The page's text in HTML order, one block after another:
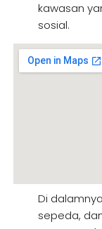
kawasan
sosial.
Di
sepeda,